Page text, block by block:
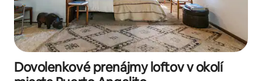
Dovolenkové prenájmy loftov v okolí